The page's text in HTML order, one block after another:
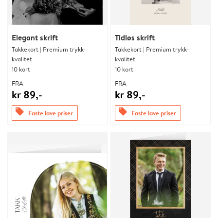
Elegant skrift
Takkekort | Premium trykk-
kvalitet
10 kort
FRA
kr 89,-
offers Faste lave priser
Tidløs skrift
Takkekort | Premium trykk-
kvalitet
10 kort
FRA
kr 89,-
offers Faste lave priser